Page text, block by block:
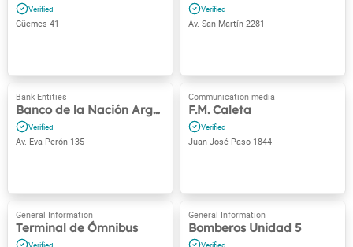
Güemes 41 Av. San Martín 2281
Banco de la Nación Argentina
Av. Eva Perón 135
F.M. Caleta
Juan José Paso 1844
Terminal de Ómnibus Bomberos Unidad 5